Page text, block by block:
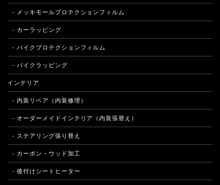
- メッキモールプロテクションフィルム
- カーラッピング
- バイクプロテクションフィルム
- バイクラッピング
インテリア
- 内装リペア（内装修理）
- オーダーメイドインテリア（内装張替え）
- ステアリング張り替え
- カーボン・ウッド加工
- 後付けシートヒーター